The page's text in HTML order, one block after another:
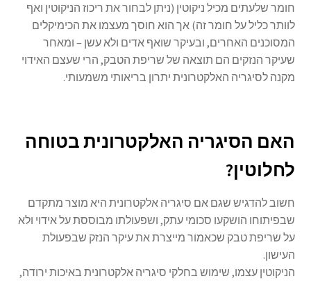
חומר שלעתים מכיל ניקוטין (ניתן לבחור את ריכוז הניקוטין ואף
לוותר כליל על חומר זה) אך הוא חוסך מעצמו את הכימיקלים
המסוכנים האחרים, ובעיקר שואף אדים ולא עשן – ומאחר
שעיקר הנזקים הם תוצאה של שריפת הטבק, הרי שעצם האידוי
מקנה לסיגריה האלקטרונית יתרון בריאותי משמעותי.
האם הסיגריה האלקטרונית בטוחה
לחלוטין?
חשוב להדגיש שגם אם סיגריה אלקטרונית היא מוצר מתקדם
שבפיתוחו הושקעו סכומי עתק, ושפעולתו מבוססת על אידוי ולא
על שריפת טבק שכאמור מייצרת את עיקר הנזק שבפעולת
העישון.
הניקוטין עצמו, שימוש בחלקי סיגריה אלקטרונית באיכות ירודה,